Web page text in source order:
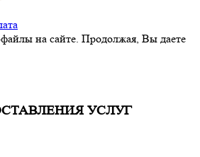
на сайте. Продолжая, Вы даете
УСЛУГ